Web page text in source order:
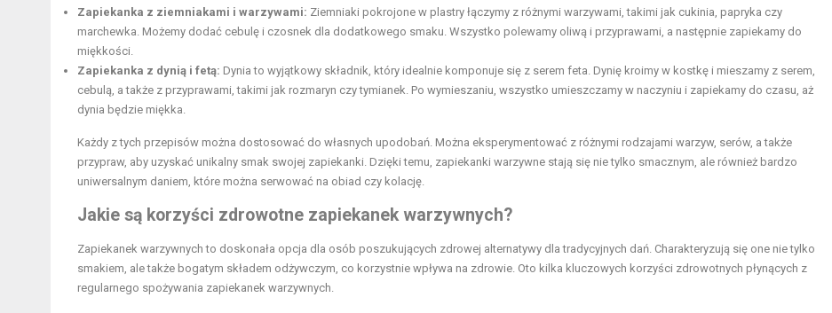
Zapiekanka z ziemniakami i warzywami: Ziemniaki pokrojone w plastry łączymy z różnymi warzywami, takimi jak cukinia, papryka czy
marchewka. Możemy dodać cebulę i czosnek dla dodatkowego smaku. Wszystko polewamy oliwą i przyprawami, a następnie zapiekamy do
miękkości.
Zapiekanka z dynią i fetą: Dynia to wyjątkowy składnik, który idealnie komponuje się z serem feta. Dynię kroimy w kostkę i mieszamy z serem,
cebulą, a także z przyprawami, takimi jak rozmaryn czy tymianek. Po wymieszaniu, wszystko umieszczamy w naczyniu i zapiekamy do czasu, aż
dynia będzie miękka.
Każdy z tych przepisów można dostosować do własnych upodobań. Można eksperymentować z różnymi rodzajami warzyw, serów, a także
przypraw, aby uzyskać unikalny smak swojej zapiekanki. Dzięki temu, zapiekanki warzywne stają się nie tylko smacznym, ale również bardzo
uniwersalnym daniem, które można serwować na obiad czy kolację.
Jakie są korzyści zdrowotne zapiekanek warzywnych?
Zapiekanek warzywnych to doskonała opcja dla osób poszukujących zdrowej alternatywy dla tradycyjnych dań. Charakteryzują się one nie tylko
smakiem, ale także bogatym składem odżywczym, co korzystnie wpływa na zdrowie. Oto kilka kluczowych korzyści zdrowotnych płynących z
regularnego spożywania zapiekanek warzywnych.